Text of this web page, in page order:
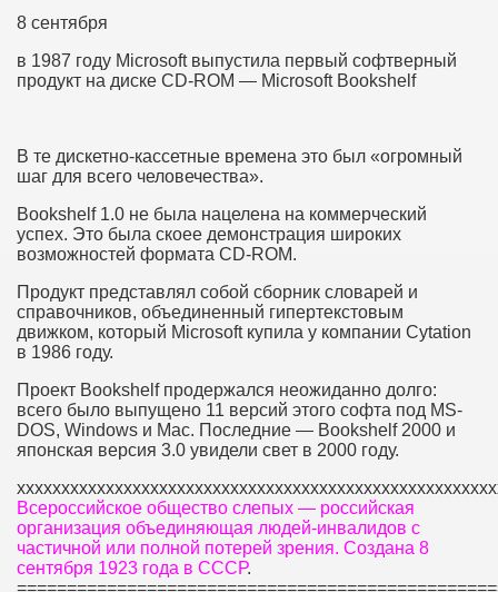
8 сентября
в 1987 году Microsoft выпустила первый софтверный
продукт на диске CD-ROM — Microsoft Bookshelf
В те дискетно-кассетные времена это был «огромный
шаг для всего человечества».
Bookshelf 1.0 не была нацелена на коммерческий
успех. Это была скоее демонстрация широких
возможностей формата CD-ROM.
Продукт представлял собой сборник словарей и
справочников, объединенный гипертекстовым
движком, который Microsoft купила у компании Cytation
в 1986 году.
Проект Bookshelf продержался неожиданно долго:
всего было выпущено 11 версий этого софта под MS-
DOS, Windows и Mac. Последние — Bookshelf 2000 и
японская версия 3.0 увидели свет в 2000 году.
Всероссийское общество слепых — российская
организация объединяющая людей-инвалидов с
частичной или полной потерей зрения. Создана 8
сентября 1923 года в СССР.